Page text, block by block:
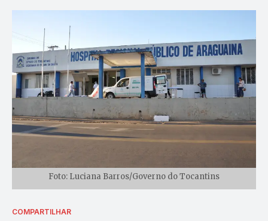
Foto: Luciana Barros/Governo do Tocantins
COMPARTILHAR